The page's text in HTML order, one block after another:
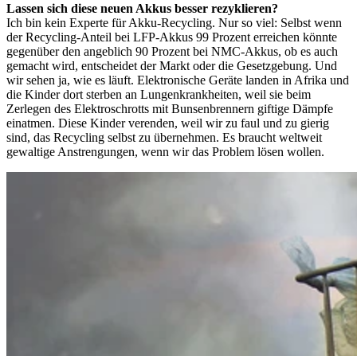
Lassen sich diese neuen Akkus besser re­zy­k­lie­ren?
Ich bin kein Experte für Akku-Recycling. Nur so viel: Selbst wenn
der Recycling-Anteil bei LFP-Akkus 99 Prozent erreichen könnte
gegenüber den angeblich 90 Prozent bei NMC-Akkus, ob es auch
gemacht wird, entscheidet der Markt oder die Gesetzgebung. Und
wir sehen ja, wie es läuft. Elektronische Geräte landen in Afrika und
die Kinder dort sterben an Lungenkrankheiten, weil sie beim
Zerlegen des Elektroschrotts mit Bunsenbrennern giftige Dämpfe
einatmen. Diese Kinder verenden, weil wir zu faul und zu gierig
sind, das Recycling selbst zu übernehmen. Es braucht weltweit
gewaltige Anstrengungen, wenn wir das Problem lösen wollen.